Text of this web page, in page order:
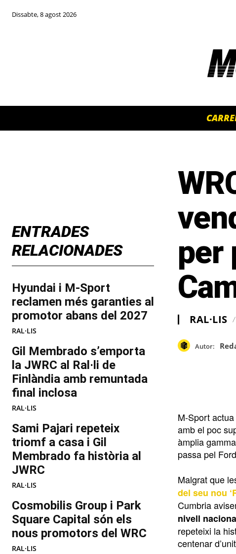
Dissabte, 8 agost 2026
ENTRADES
RELACIONADES
Hyundai i M-Sport
reclamen més garanties al
promotor abans del 2027
RAL·LIS
Gil Membrado s’emporta
la JWRC al Ral·li de
Finlàndia amb remuntada
final inclosa
RAL·LIS
Sami Pajari repeteix
triomf a casa i Gil
Membrado fa història al
JWRC
RAL·LIS
Cosmobilis Group i Park
Square Capital són els
nous promotors del WRC
RAL·LIS
per
RAL·LIS
Autor:
M-Sport
amb el poc
àmplia
passa pel
Malgrat que
del seu nou
Cumbria
nivell
repeteixi la
centenar